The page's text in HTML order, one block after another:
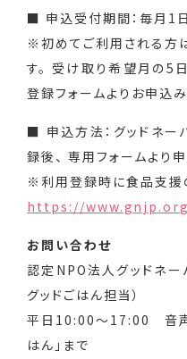
■ 申込受付期間：毎月1
※初めてご利用される方
す。 受け取り希望月の5
登録フォームよりお申込み
■ 申込方法：グッドネー
録後、 専用フォームより
※利用登録時に食品支援
https://
お問い合わせ
認定NPO法人グッドネー
グッドごはん担当）
平日10:00～17:00 音声
はん」まで